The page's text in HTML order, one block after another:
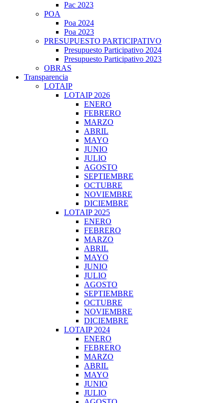
Pac 2023
POA
Poa 2024
Poa 2023
PRESUPUESTO PARTICIPATIVO
Presupuesto Participativo 2024
Presupuesto Participativo 2023
OBRAS
Transparencia
LOTAIP
LOTAIP 2026
ENERO
FEBRERO
MARZO
ABRIL
MAYO
JUNIO
JULIO
AGOSTO
SEPTIEMBRE
OCTUBRE
NOVIEMBRE
DICIEMBRE
LOTAIP 2025
ENERO
FEBRERO
MARZO
ABRIL
MAYO
JUNIO
JULIO
AGOSTO
SEPTIEMBRE
OCTUBRE
NOVIEMBRE
DICIEMBRE
LOTAIP 2024
ENERO
FEBRERO
MARZO
ABRIL
MAYO
JUNIO
JULIO